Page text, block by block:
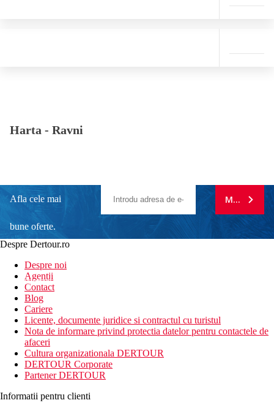
Harta - Ravni
Afla cele mai
bune oferte.
newsletter!
MA
Despre Dertour.ro
Despre noi
Agentii
Contact
Blog
Cariere
Licente, documente juridice si contractul cu turistul
Nota de informare privind protectia datelor pentru contactele de
afaceri
Cultura organizationala DERTOUR
DERTOUR Corporate
Partener DERTOUR
Informatii pentru clienti